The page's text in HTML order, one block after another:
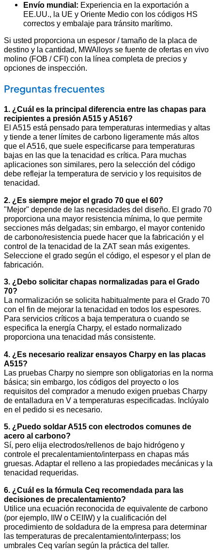
Envío mundial: Experiencia en la exportación a
EE.UU., la UE y Oriente Medio con los códigos HS
correctos y embalaje para tránsito marítimo.
Si usted proporciona un espesor / tamaño de la placa de
destino y la cantidad, MWAlloys se fuente de ofertas en vivo
molino (FOB / CFI) con la línea completa de precios y
opciones de inspección.
Preguntas frecuentes
1. ¿Cuál es la principal diferencia entre las chapas para
recipientes a presión A515 y A516?
El A515 está pensado para temperaturas intermedias y altas
y tiende a tener límites de carbono ligeramente más altos
que el A516, que suele especificarse para temperaturas
bajas en las que la tenacidad es crítica. Para muchas
aplicaciones son similares, pero la selección del código
debe reflejar la temperatura de servicio y los requisitos de
tenacidad.
2. ¿Es siempre mejor el grado 70 que el 60?
"Mejor" depende de las necesidades del diseño. El grado 70
proporciona una mayor resistencia mínima, lo que permite
secciones más delgadas; sin embargo, el mayor contenido
de carbono/resistencia puede hacer que la fabricación y el
control de la tenacidad de la ZAT sean más exigentes.
Seleccione el grado según el código, el espesor y el plan de
fabricación.
3. ¿Debo solicitar chapas normalizadas para el Grado
70?
La normalización se solicita habitualmente para el Grado 70
con el fin de mejorar la tenacidad en todos los espesores.
Para servicios críticos a baja temperatura o cuando se
especifica la energía Charpy, el estado normalizado
proporciona una tenacidad más consistente.
4. ¿Es necesario realizar ensayos Charpy en las placas
A515?
Las pruebas Charpy no siempre son obligatorias en la norma
básica; sin embargo, los códigos del proyecto o los
requisitos del comprador a menudo exigen pruebas Charpy
de entalladura en V a temperaturas especificadas. Inclúyalo
en el pedido si es necesario.
5. ¿Puedo soldar A515 con electrodos comunes de
acero al carbono?
Sí, pero elija electrodos/rellenos de bajo hidrógeno y
controle el precalentamiento/interpass en chapas más
gruesas. Adaptar el relleno a las propiedades mecánicas y la
tenacidad requeridas.
6. ¿Cuál es la fórmula Ceq recomendada para las
decisiones de precalentamiento?
Utilice una ecuación reconocida de equivalente de carbono
(por ejemplo, IIW o CEIIW) y la cualificación del
procedimiento de soldadura de la empresa para determinar
las temperaturas de precalentamiento/interpass; los
umbrales Ceq varían según la práctica del taller.